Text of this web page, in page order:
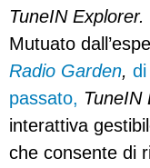
TuneIN Explorer.
Mutuato
Radio Garden,
passato, TuneIN
interattiva
che consente di